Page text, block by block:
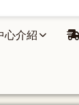
心介紹